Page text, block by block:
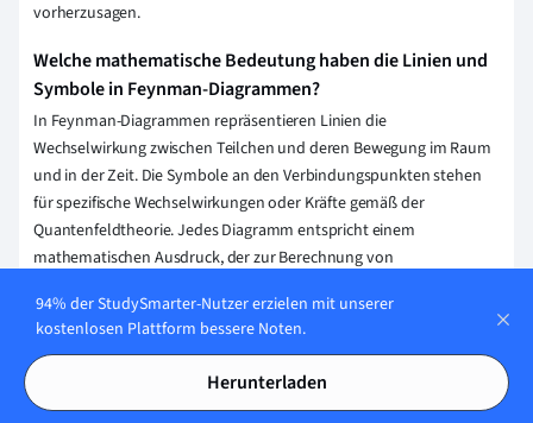
vorherzusagen.
Welche mathematische Bedeutung haben die Linien und
Symbole in Feynman-Diagrammen?
In Feynman-Diagrammen repräsentieren Linien die
Wechselwirkung zwischen Teilchen und deren Bewegung im Raum
und in der Zeit. Die Symbole an den Verbindungspunkten stehen
für spezifische Wechselwirkungen oder Kräfte gemäß der
Quantenfeldtheorie. Jedes Diagramm entspricht einem
mathematischen Ausdruck, der zur Berechnung von
94% der StudySmarter-Nutzer erzielen mit unserer
kostenlosen Plattform bessere Noten.
Herunterladen